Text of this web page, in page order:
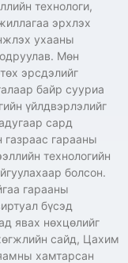
технологи,
эрхлэх
ухааны
Мөн
эрсдэлийг
байр сууриа
үйлдвэрлэлийг
сард
газраас гарааны
технологийн
болсон.
гарааны
бүсэд
явах нөхцөлийг
сайд, Цахим
хамтарсан